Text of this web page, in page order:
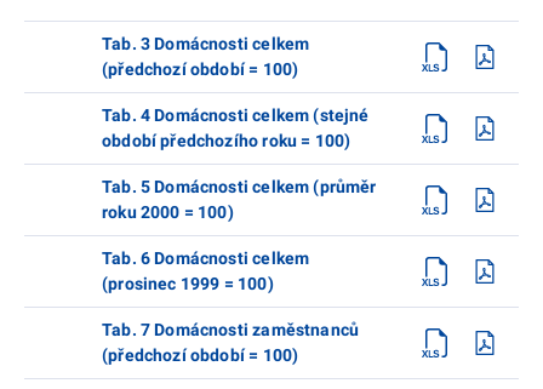
Tab. 3 Domácnosti celkem
(předchozí období = 100)
Tab. 4 Domácnosti celkem (stejné
období předchozího roku = 100)
Tab. 5 Domácnosti celkem (průměr
roku 2000 = 100)
Tab. 6 Domácnosti celkem
(prosinec 1999 = 100)
Tab. 7 Domácnosti zaměstnanců
(předchozí období = 100)